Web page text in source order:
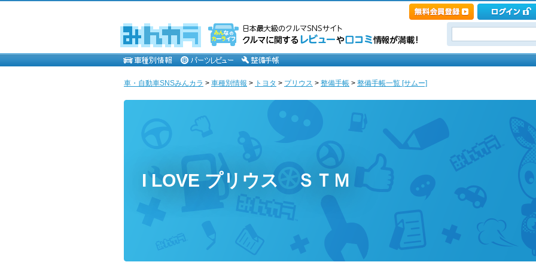
車・自動車SNSみんカラ > 車種別情報 > トヨタ > プリウス > 整備手帳 > 整備手帳一覧 [サムー]
I LOVE プリウス ＳＴＭ